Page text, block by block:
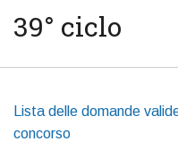
39° ciclo
Lista delle domande
concorso